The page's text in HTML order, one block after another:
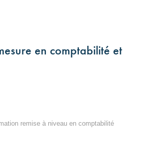
en comptabilité et
remise à niveau en comptabilité